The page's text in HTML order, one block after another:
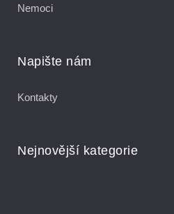
Nemoci
Napište nám
Kontakty
Nejnovější kategorie